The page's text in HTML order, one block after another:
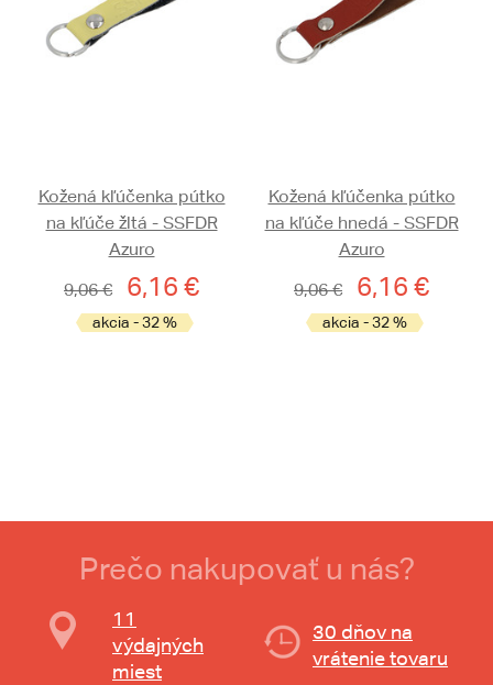
Kožená kľúčenka pútko
na kľúče žltá - SSFDR
Azuro
9,06 €
6,16 €
akcia - 32 %
Kožená kľúčenka pútko
na kľúče hnedá - SSFDR
Azuro
9,06 €
6,16 €
akcia - 32 %
Prečo nakupovať u nás?
11
výdajných
miest
30 dňov na
vrátenie tovaru